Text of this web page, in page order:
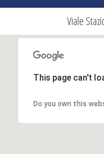
Viale
This page can't
Do you own this